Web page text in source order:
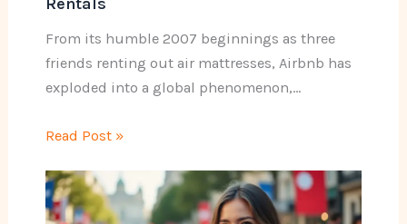
From its humble 2007 beginnings as three
friends renting out air mattresses, Airbnb has
exploded into a global phenomenon,…
Read Post »